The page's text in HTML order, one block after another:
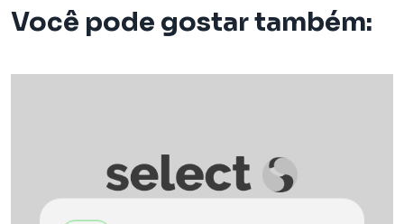
Você pode gostar também: